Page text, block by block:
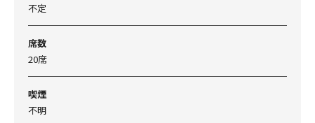
不定
席数
20席
喫煙
不明